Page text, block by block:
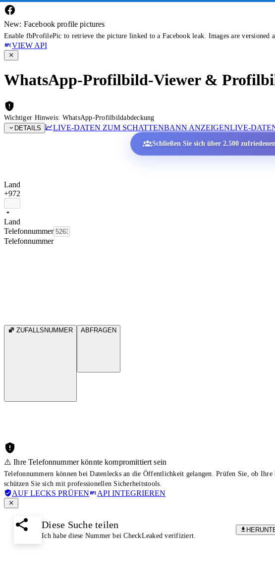
New: Facebook profile pictures
Enable fbProfilePic to retrieve the picture linked to a Facebook leak. Images are versioned
VIEW API
WhatsApp-Profilbild-Viewer &
Wichtiger Hinweis: WhatsApp-Profilbildabdeckung
DETAILS
LIVE-DATEN ZUM SCHATTENBANN ANZEIGENLIVE-
Schließen Sie sich über 2.500
Land
+972
Land
Telefonnummer
Telefonnummer
ZUFALLSNUMMER ABFRAGEN
⚠️ Ihre Telefonnummer könnte kompromittiert sein
Telefonnummern können bei Datenlecks an die Öffentlichkeit gelangen. Prüfen Sie, ob
schützen Sie sich mit professionellen Sicherheitstools.
AUF LECKS PRÜFEN API INTEGRIEREN
Diese Suche teilen
Ich habe diese Nummer bei CheckLeaked verifiziert.